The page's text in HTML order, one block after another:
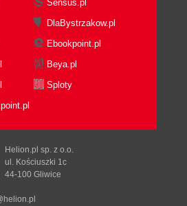
Sensus.pl
DlaBystrzakow.pl
Ebookpoint.pl
Beya.pl
Sploty
Helion.pl sp. z o.o.
ul. Kościuszki 1c
44-100 Gliwice